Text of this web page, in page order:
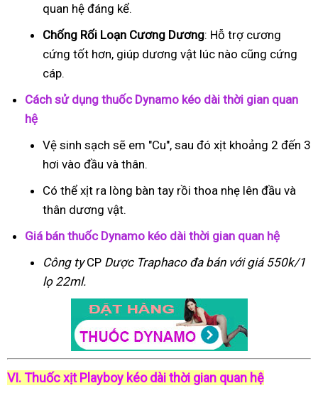
quan hệ đáng kể.
Chống Rối Loạn Cương Dương: Hỗ trợ cương
cứng tốt hơn, giúp dương vật lúc nào cũng cứng
cáp.
Cách sử dụng thuốc Dynamo kéo dài thời gian quan
hệ
Vệ sinh sạch sẽ em "Cu", sau đó xịt khoảng 2 đến 3
hơi vào đầu và thân.
Có thể xịt ra lòng bàn tay rồi thoa nhẹ lên đầu và
thân dương vật.
Giá bán thuốc Dynamo kéo dài thời gian quan hệ
Công tyCP Dược Traphacođa bán với giá 550k/1
lọ 22ml.
VI. Thuốc xịt Playboy kéo dài thời gian quan hệ